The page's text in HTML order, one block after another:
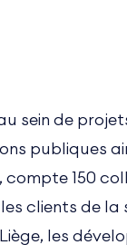
sein de
publiques
compte 150
clients de
les